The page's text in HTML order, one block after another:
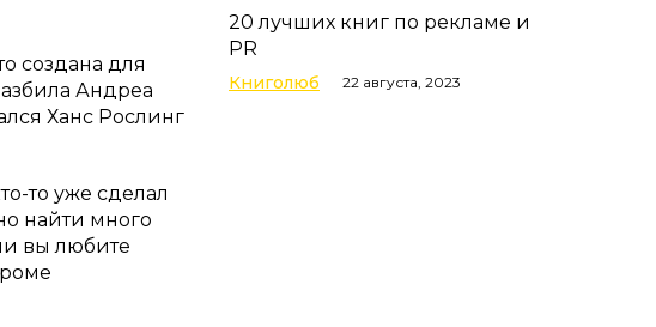
создана для
Андреа
Ханс Рослинг
то уже сделал
найти много
вы любите
20 лучших книг по рекламе и
PR
Книголюб 22 августа, 2023